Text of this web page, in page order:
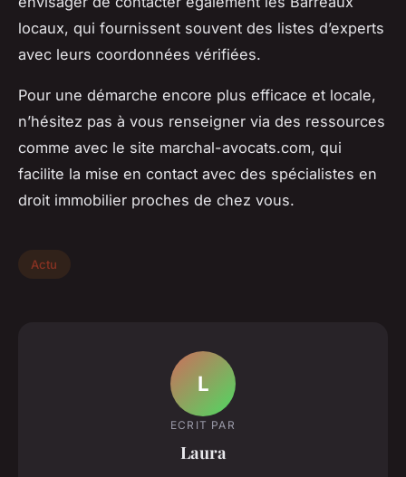
locaux, qui fournissent souvent des listes d’experts
avec leurs coordonnées vérifiées.
Pour une démarche encore plus efficace et locale,
n’hésitez pas à vous renseigner via des ressources
comme avec le site marchal-avocats.com, qui
facilite la mise en contact avec des spécialistes en
droit immobilier proches de chez vous.
Actu
L
ECRIT PAR
Laura